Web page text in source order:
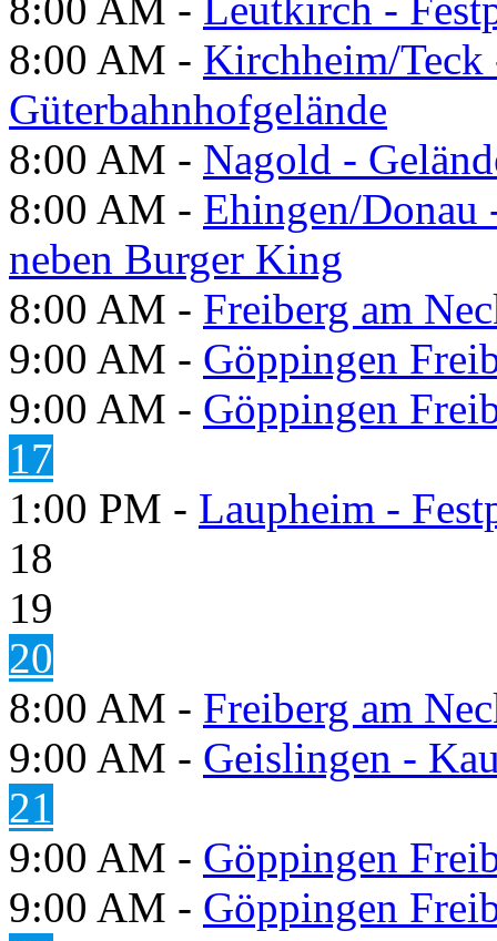
8:00 AM - Kirchheim/Teck
Güterbahnhofgelände
8:00 AM - Nagold -
8:00 AM - Ehingen/
neben Burger King
8:00 AM - Freiberg am
9:00 AM - Göppingen
9:00 AM - Göppingen
17
1:00 PM - Laupheim -
18
19
20
8:00 AM - Freiberg am
9:00 AM - Geislingen -
21
9:00 AM - Göppingen
9:00 AM - Göppingen